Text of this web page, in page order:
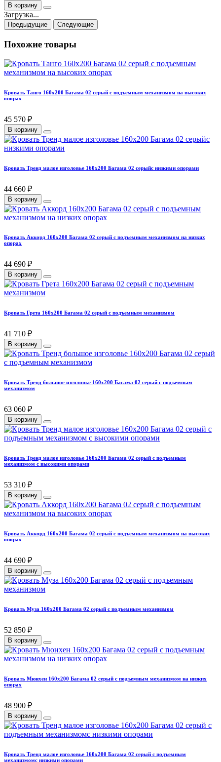
В корзину
Загрузка...
Предыдущие Следующие
Похожие товары
Кровать Танго 160х200 Багама 02 серый с подъемным механизмом на высоких
опорах
45 570 ₽
В корзину
Кровать Тренд малое изголовье 160х200 Багама 02 серыйс низкими опорами
44 660 ₽
В корзину
Кровать Аккорд 160х200 Багама 02 серый с подъемным механизмом на низких
опорах
44 690 ₽
В корзину
Кровать Грета 160х200 Багама 02 серый с подъемным механизмом
41 710 ₽
В корзину
Кровать Тренд большое изголовье 160х200 Багама 02 серый с подъемным
механизмом
63 060 ₽
В корзину
Кровать Тренд малое изголовье 160х200 Багама 02 серый с подъемным
механизмом с высокими опорами
53 310 ₽
В корзину
Кровать Аккорд 160х200 Багама 02 серый с подъемным механизмом на высоких
опорах
44 690 ₽
В корзину
Кровать Муза 160х200 Багама 02 серый с подъемным механизмом
52 850 ₽
В корзину
Кровать Мюнхен 160х200 Багама 02 серый с подъемным механизмом на низких
опорах
48 900 ₽
В корзину
Кровать Тренд малое изголовье 160х200 Багама 02 серый с подъемным
механизмомс низкими опорами